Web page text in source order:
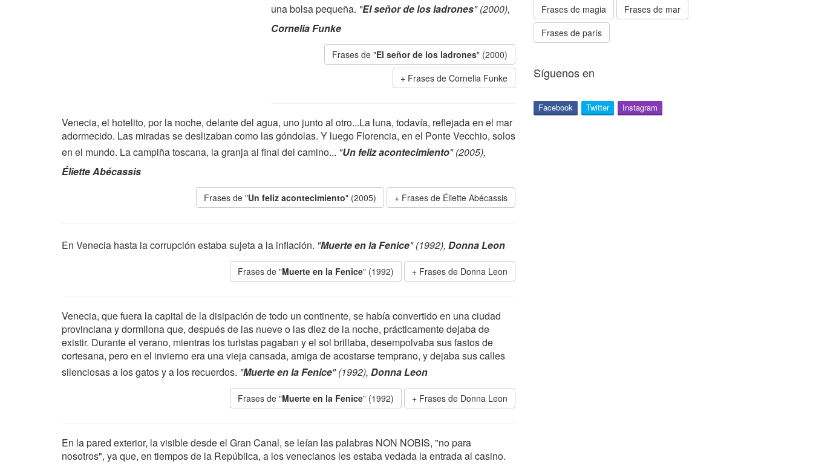
una bolsa pequeña. "El señor de los ladrones" (2000),
Cornelia Funke
Frases de "El señor de los ladrones" (2000)
Frases de Cornelia Funke
Venecia, el hotelito, por la noche, delante del agua, uno junto al otro...La luna, todavía, reflejada en el mar
adormecido. Las miradas se deslizaban como las góndolas. Y luego Florencia, en el Ponte Vecchio, solos
en el mundo. La campiña toscana, la granja al final del camino... "Un feliz acontecimiento" (2005),
Éliette Abécassis
Frases de "Un feliz acontecimiento" (2005) Frases de Éliette Abécassis
En Venecia hasta la corrupción estaba sujeta a la inflación. "Muerte en la Fenice" (1992), Donna Leon
Frases de "Muerte en la Fenice" (1992) Frases de Donna Leon
Venecia, que fuera la capital de la disipación de todo un continente, se había convertido en una ciudad
provinciana y dormilona que, después de las nueve o las diez de la noche, prácticamente dejaba de
existir. Durante el verano, mientras los turistas pagaban y el sol brillaba, desempolvaba sus fastos de
cortesana, pero en el invierno era una vieja cansada, amiga de acostarse temprano, y dejaba sus calles
silenciosas a los gatos y a los recuerdos. "Muerte en la Fenice" (1992), Donna Leon
Frases de "Muerte en la Fenice" (1992) Frases de Donna Leon
En la pared exterior, la visible desde el Gran Canal, se leían las palabras NON NOBIS, "no para
nosotros", ya que, en tiempos de la República, a los venecianos les estaba vedada la entrada al casino.
Frases de magia
Frases de mar
Frases de parís
Síguenos en
Facebook Twitter Instagram